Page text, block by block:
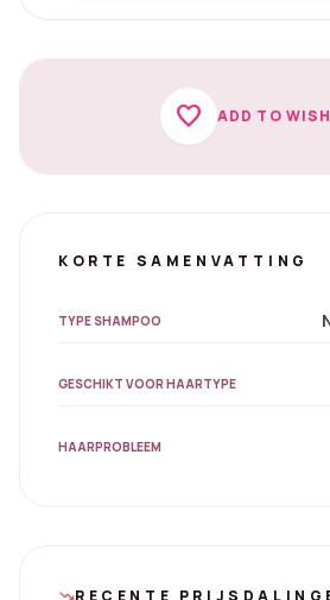
favorite ADD TO
KORTE SAMENVATTING
TYPE SHAMPOO
GESCHIKT VOOR HAARTYPE
HAARPROBLEEM
RECENTE